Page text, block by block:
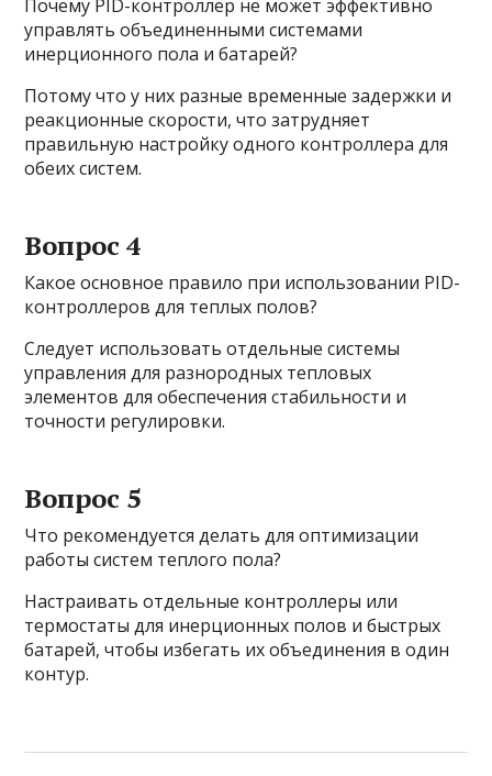
Почему PID-контроллер не может эффективно
управлять объединенными системами
инерционного пола и батарей?
Потому что у них разные временные задержки и
реакционные скорости, что затрудняет
правильную настройку одного контроллера для
обеих систем.
Вопрос 4
Какое основное правило при использовании PID-
контроллеров для теплых полов?
Следует использовать отдельные системы
управления для разнородных тепловых
элементов для обеспечения стабильности и
точности регулировки.
Вопрос 5
Что рекомендуется делать для оптимизации
работы систем теплого пола?
Настраивать отдельные контроллеры или
термостаты для инерционных полов и быстрых
батарей, чтобы избегать их объединения в один
контур.